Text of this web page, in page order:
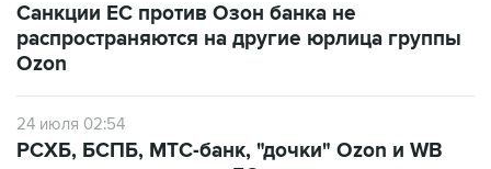
Санкции ЕС против Озон банка не
распространяются на другие юрлица группы
Ozon
24 июля 02:54
РСХБ, БСПБ, МТС-банк, "дочки" Ozon и WB